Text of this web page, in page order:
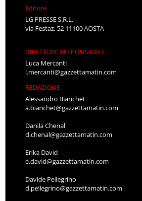
Editore
LG PRESSE S.R.L.
via Festaz, 52 11100 AOSTA
DIRETTORE RESPONSABILE
Luca Mercanti
l.mercanti@gazzettamatin.com
REDAZIONE
Alessandro Bianchet
a.bianchet@gazzettamatin.com
Danila Chenal
d.chenal@gazzettamatin.com
Erika David
e.david@gazzettamatin.com
Davide Pellegrino
d.pellegrino@gazzettamatin.com